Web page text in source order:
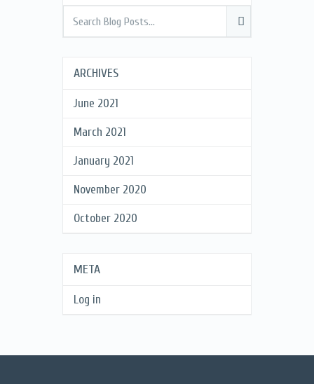
ARCHIVES
June 2021
March 2021
January 2021
November 2020
October 2020
META
Log in